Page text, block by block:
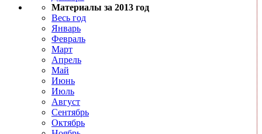
Материалы за 2013 год
Весь год
Январь
Февраль
Март
Апрель
Май
Июнь
Июль
Август
Сентябрь
Октябрь